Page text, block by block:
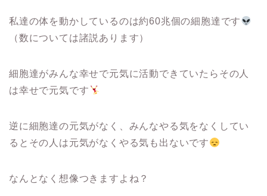
私達の体を動かしているのは約60兆個の細胞達です
（数については諸説あります）
細胞達がみんな幸せで元気に活動できていたらその人
は幸せで元気です
逆に細胞達の元気がなく、みんなやる気をなくしてい
るとその人は元気がなくやる気も出ないです
なんとなく想像つきますよね？